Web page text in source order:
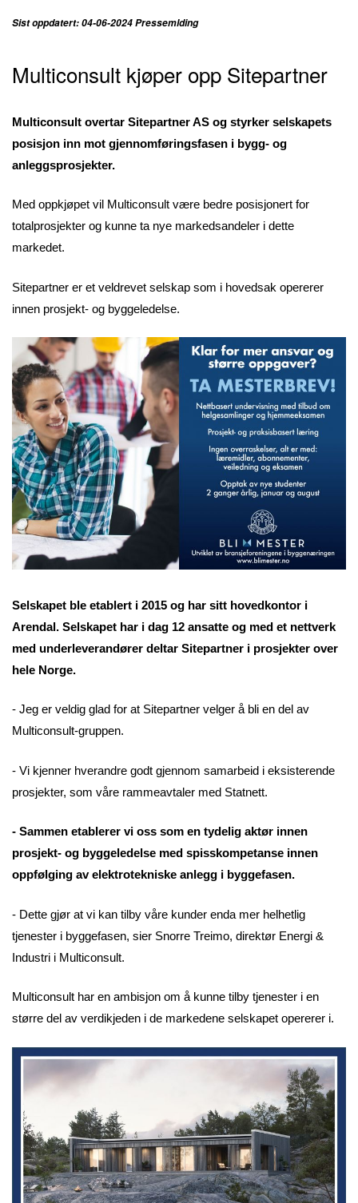
Sist oppdatert: 04-06-2024 Pressemlding
Multiconsult kjøper opp Sitepartner
Multiconsult overtar Sitepartner AS og styrker selskapets
posisjon inn mot gjennomføringsfasen i bygg- og
anleggsprosjekter.
Med oppkjøpet vil Multiconsult være bedre posisjonert for
totalprosjekter og kunne ta nye markedsandeler i dette
markedet.
Sitepartner er et veldrevet selskap som i hovedsak opererer
innen prosjekt- og byggeledelse.
Selskapet ble etablert i 2015 og har sitt hovedkontor i
Arendal. Selskapet har i dag 12 ansatte og med et nettverk
med underleverandører deltar Sitepartner i prosjekter over
hele Norge.
- Jeg er veldig glad for at Sitepartner velger å bli en del av
Multiconsult-gruppen.
- Vi kjenner hverandre godt gjennom samarbeid i eksisterende
prosjekter, som våre rammeavtaler med Statnett.
- Sammen etablerer vi oss som en tydelig aktør innen
prosjekt- og byggeledelse med spisskompetanse innen
oppfølging av elektrotekniske anlegg i byggefasen.
- Dette gjør at vi kan tilby våre kunder enda mer helhetlig
tjenester i byggefasen, sier Snorre Treimo, direktør Energi &
Industri i Multiconsult.
Multiconsult har en ambisjon om å kunne tilby tjenester i en
større del av verdikjeden i de markedene selskapet opererer i.